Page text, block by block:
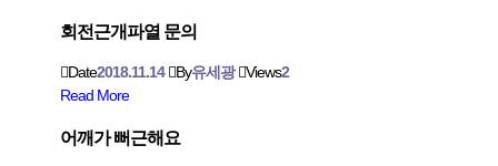
회전근개파열 문의
Date2018.11.14 By유세광 Views2
Read More
어깨가 뻐근해요